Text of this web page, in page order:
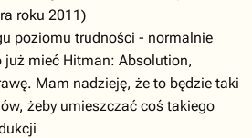
roku 2011)
poziomu trudności - normalnie
już mieć Hitman: Absolution,
Mam nadzieję, że to będzie taki
żeby umieszczać coś takiego